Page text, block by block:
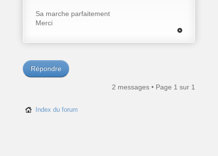
Sa marche parfaitement
Merci
Répondre
2 messages • Page 1 sur 1
Index du forum